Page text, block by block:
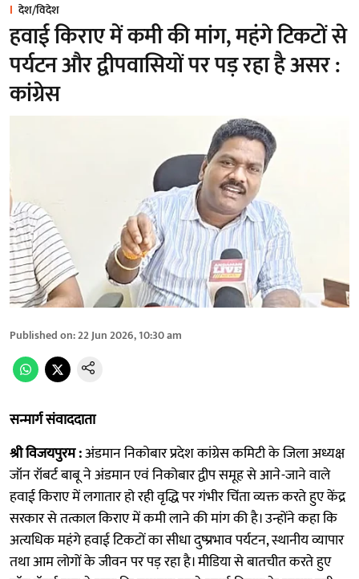
देश/विदेश
हवाई किराए में कमी की मांग, महंगे टिकटों से
पर्यटन और द्वीपवासियों पर पड़ रहा है असर :
कांग्रेस
Published on:22 Jun 2026, 10:30 am
सन्मार्ग संवाददाता
श्री विजयपुरम :अंडमान निकोबार प्रदेश कांग्रेस कमिटी के जिला अध्यक्ष
जॉन रॉबर्ट बाबू ने अंडमान एवं निकोबार द्वीप समूह से आने-जाने वाले
हवाई किराए में लगातार हो रही वृद्धि पर गंभीर चिंता व्यक्त करते हुए केंद्र
सरकार से तत्काल किराए में कमी लाने की मांग की है। उन्होंने कहा कि
अत्यधिक महंगे हवाई टिकटों का सीधा दुष्प्रभाव पर्यटन, स्थानीय व्यापार
तथा आम लोगों के जीवन पर पड़ रहा है। मीडिया से बातचीत करते हुए